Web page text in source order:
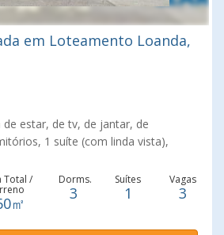
em Loteamento Loanda,
de estar, de tv, de jantar, de
1 suíte (com linda vista),
jardim, banheiro externo, depósito
essa oportunidade e agende
Total /
㎡
Dorms.
3
Suítes
1
Vagas
3